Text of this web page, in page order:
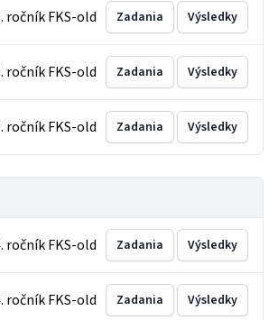
ročník FKS-old Zadania Výsledky
ročník FKS-old Zadania Výsledky
ročník FKS-old Zadania Výsledky
ročník FKS-old Zadania Výsledky
ročník FKS-old Zadania Výsledky